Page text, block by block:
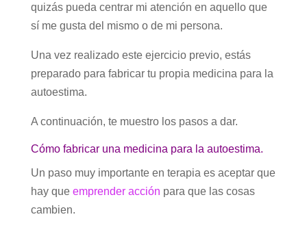
quizás pueda centrar mi atención en aquello que
sí me gusta del mismo o de mi persona.
Una vez realizado este ejercicio previo, estás
preparado para fabricar tu propia medicina para la
autoestima.
A continuación, te muestro los pasos a dar.
Cómo fabricar una medicina para la autoestima.
Un paso muy importante en terapia es aceptar que
hay que emprender acción para que las cosas
cambien.